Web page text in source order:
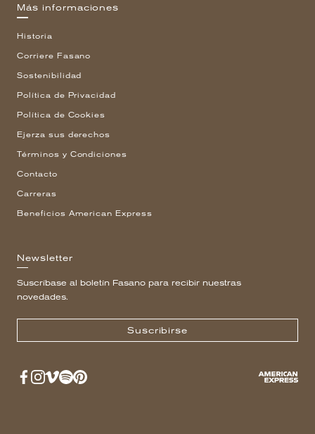
Más informaciones
Historia
Corriere Fasano
Sostenibilidad
Política de Privacidad
Política de Cookies
Ejerza sus derechos
Términos y Condiciones
Contacto
Carreras
Beneficios American Express
Newsletter
Suscríbase al boletín Fasano para recibir nuestras
novedades.
Suscribirse